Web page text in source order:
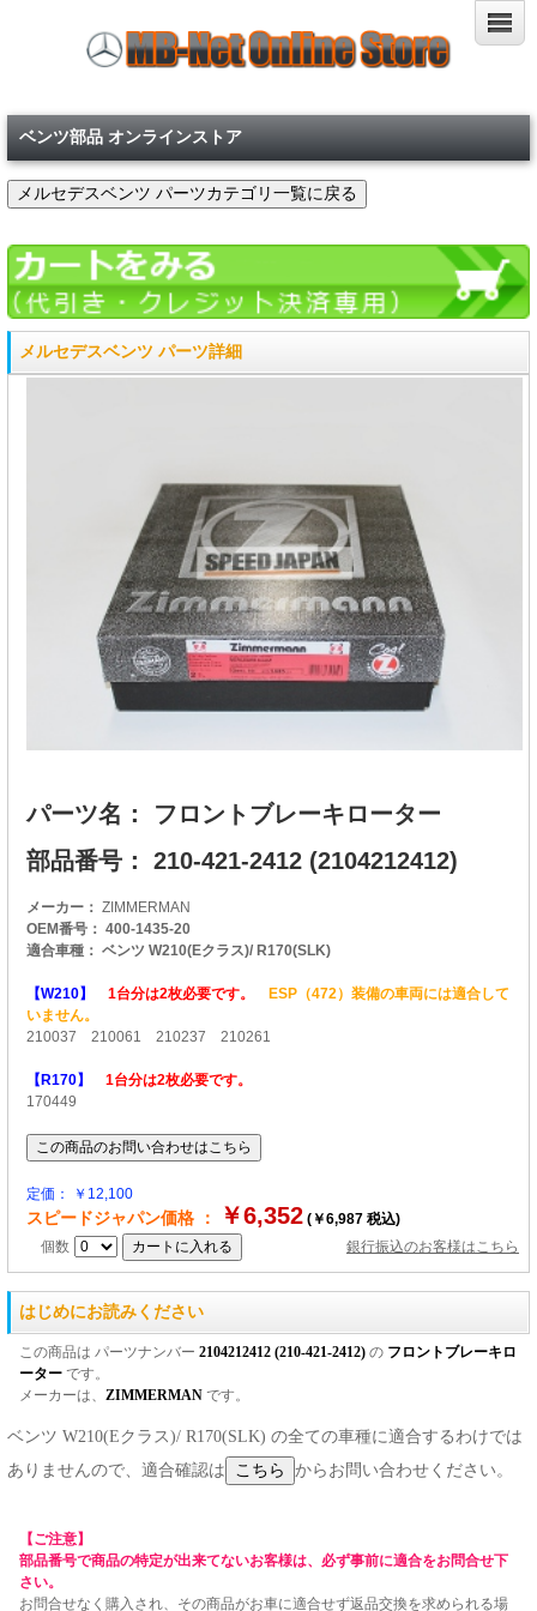
ベンツ部品 オンラインストア
メルセデスベンツ パーツ詳細
パーツ名： フロントブレーキローター
部品番号： 210-421-2412 (2104212412)
メーカー： ZIMMERMAN
OEM番号： 400-1435-20
適合車種： ベンツ W210(Eクラス)/ R170(SLK)
【W210】 1台分は2枚必要です。
ESP（472）装備の車両には適合して
いません。
210037 210061 210237 210261
【R170】
1台分は2枚必要です。
170449
定価： ￥12,100
スピードジャパン価格 ： ￥6,352 (￥6,987 税込)
個数
銀行振込のお客様はこちら
はじめにお読みください
この商品は パーツナンバー 2104212412 (210-421-2412) の フロントブレーキロ
ーター です。
メーカーは、 ZIMMERMAN です。
ベンツ W210(Eクラス)/ R170(SLK) の全ての車種に適合するわけでは
ありませんので、適合確認は
からお問い合わせください。
【ご注意】
部品番号で商品の特定が出来てないお客様は、必ず事前に適合をお問合せ下
さい。
お問合せなく購入され、その商品がお車に適合せず返品交換を求められる場